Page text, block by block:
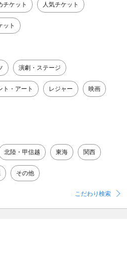
チケット 人気チケット
ット
演劇・ステージ
ト・アート レジャー 映画
北陸・甲信越 東海 関西
その他
こだわり検索